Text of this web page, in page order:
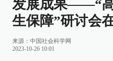
发展成果——“
生保障”研讨会
来源： 中国社会科学网
2023-10-26 10:01